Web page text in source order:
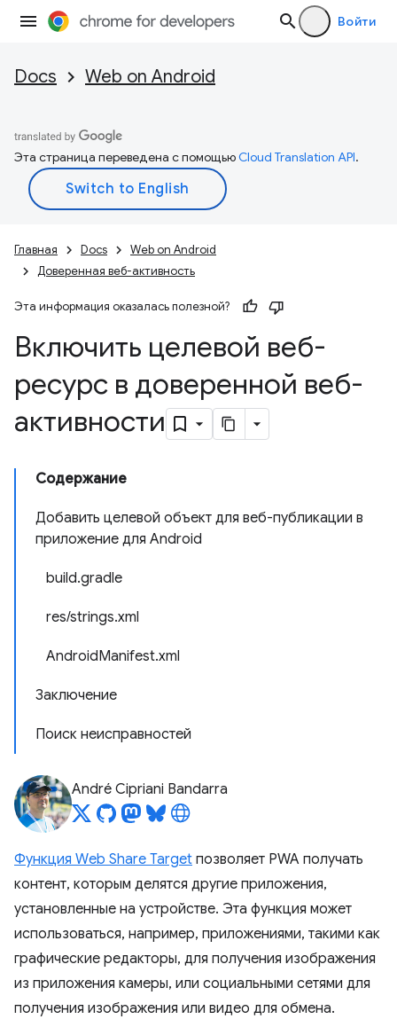
Войти
Docs Web on Android
Эта страница переведена с помощьюCloud Translation API.
Главная Docs
Web on Android
Доверенная веб-активность
Эта информация оказалась полезной?
Включить целевой веб-
ресурс в доверенной веб-
активности
Содержание
Добавить целевой объект для веб-публикации в
приложение для Android
build.gradle
res/strings.xml
AndroidManifest.xml
Заключение
Поиск неисправностей
André Cipriani Bandarra
Функция Web Share Target позволяет PWA получать
контент, которым делятся другие приложения,
установленные на устройстве. Эта функция может
использоваться, например, приложениями, такими как
графические редакторы, для получения изображения
из приложения камеры, или социальными сетями для
получения изображения или видео для обмена.